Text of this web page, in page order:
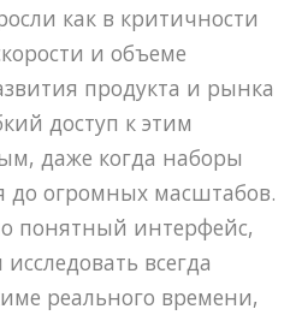
как в критичности
и объеме
продукта и рынка
доступ к этим
даже когда наборы
до огромных масштабов.
понятный интерфейс,
всегда
реального времени,